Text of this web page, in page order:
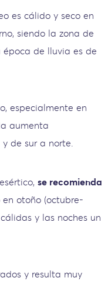
es cálido y seco en
siendo la zona de
de lluvia es de
especialmente en
aumenta
de sur a norte.
se recomienda
otoño (octubre-
y las noches un
y resulta muy